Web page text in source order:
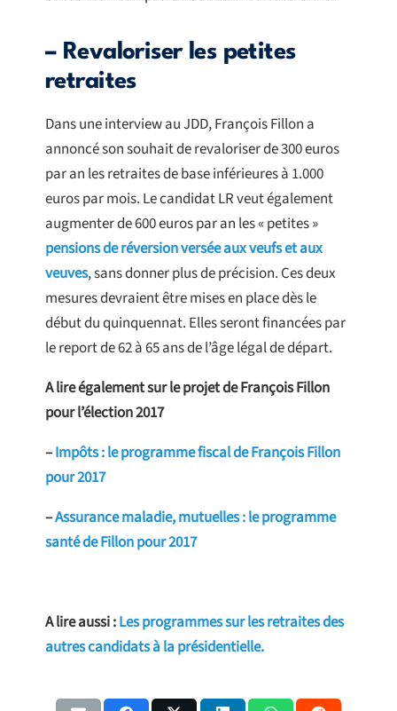
– Revaloriser les petites
retraites
Dans une interview au JDD, François Fillon a
annoncé son souhait de revaloriser de 300 euros
par an les retraites de base inférieures à 1.000
euros par mois. Le candidat LR veut également
augmenter de 600 euros par an les « petites »
pensions de réversion versée aux veufs et aux
veuves, sans donner plus de précision. Ces deux
mesures devraient être mises en place dès le
début du quinquennat. Elles seront financées par
le report de 62 à 65 ans de l’âge légal de départ.
A lire également sur le projet de François Fillon
pour l’élection 2017
–Impôts : le programme fiscal de François Fillon
pour 2017
–Assurance maladie, mutuelles : le programme
santé de Fillon pour 2017
A lire aussi :Les programmes sur les retraites des
autres candidats à la présidentielle.